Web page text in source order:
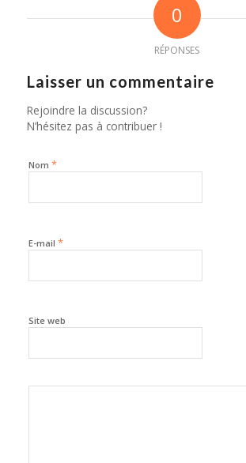
0
RÉPONSES
Laisser un commentaire
Rejoindre la discussion?
N’hésitez pas à contribuer !
Nom *
E-mail *
Site web